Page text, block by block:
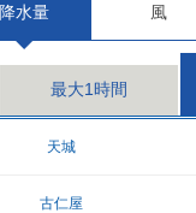
降水量 風
最大1時間
天城
古仁屋